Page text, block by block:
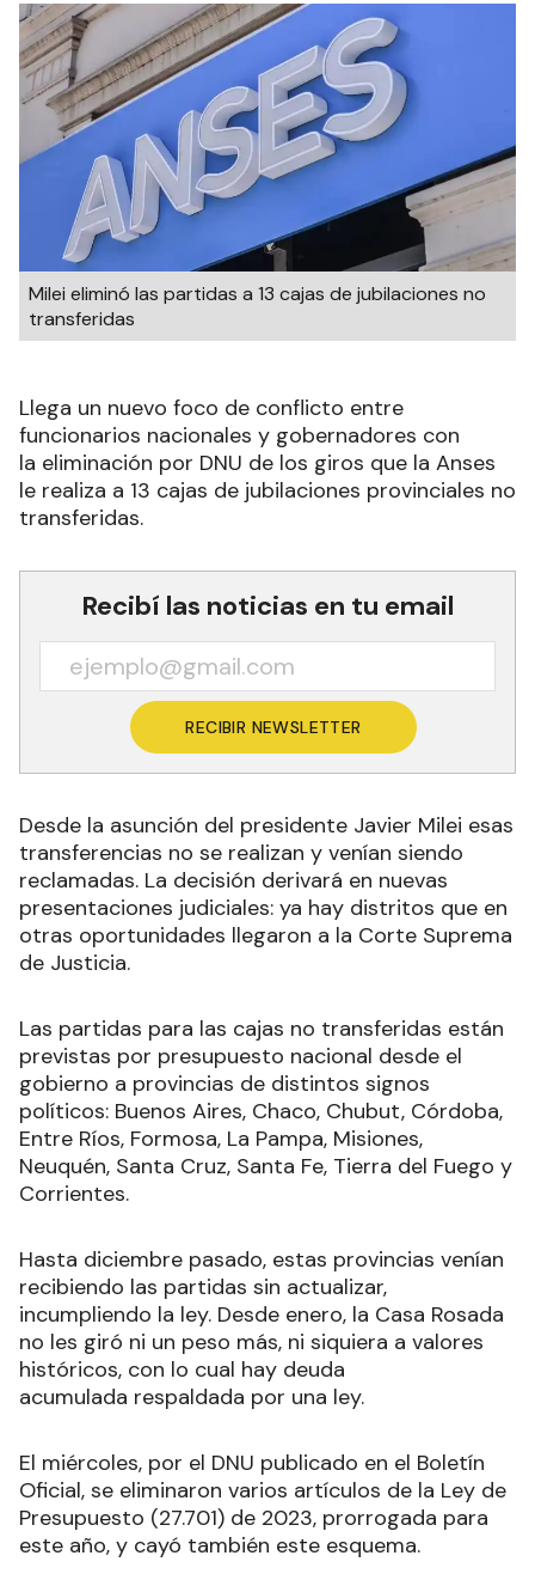
Milei eliminó las partidas a 13 cajas de jubilaciones no
transferidas
Llega un nuevo foco de conflicto entre
funcionarios nacionales y gobernadores con
la eliminación por DNU de los giros que la Anses
le realiza a 13 cajas de jubilaciones provinciales no
transferidas.
Recibí las noticias en tu email
RECIBIR NEWSLETTER
Desde la asunción del presidente Javier Milei esas
transferencias no se realizan y venían siendo
reclamadas. La decisión derivará en nuevas
presentaciones judiciales: ya hay distritos que en
otras oportunidades llegaron a la Corte Suprema
de Justicia.
Las partidas para las cajas no transferidas están
previstas por presupuesto nacional desde el
gobierno a provincias de distintos signos
políticos: Buenos Aires, Chaco, Chubut, Córdoba,
Entre Ríos, Formosa, La Pampa, Misiones,
Neuquén, Santa Cruz, Santa Fe, Tierra del Fuego y
Corrientes.
Hasta diciembre pasado, estas provincias venían
recibiendo las partidas sin actualizar,
incumpliendo la ley. Desde enero, la Casa Rosada
no les giró ni un peso más, ni siquiera a valores
históricos, con lo cual hay deuda
acumulada respaldada por una ley.
El miércoles, por el DNU publicado en el Boletín
Oficial, se eliminaron varios artículos de la Ley de
Presupuesto (27.701) de 2023, prorrogada para
este año, y cayó también este esquema.